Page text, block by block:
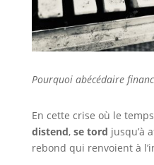
Pourquoi abécédaire
En cette crise où le temps
distend, se tord jusqu’à
rebond qui renvoient à